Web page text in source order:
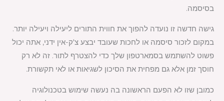
בסיסמה.
גישה חדשה זו נועדה להפוך את חווית התורים ליעילה ויעילה יותר.
במקום לזכור סיסמה או לחכות שעובד יבצע צ'ק-אין ידני, אתה יכול
פשוט להשתמש בסמארטפון שלך כדי להצטרף לתור. זה לא רק
חוסך זמן אלא גם מפחית את הסיכון לשגיאות או לאי תקשורת.
כמובן שזו לא הפעם הראשונה בה נעשה שימוש בטכנולוגיה